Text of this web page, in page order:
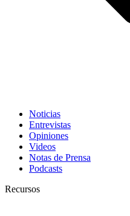
Noticias
Entrevistas
Opiniones
Videos
Notas de Prensa
Podcasts
Recursos